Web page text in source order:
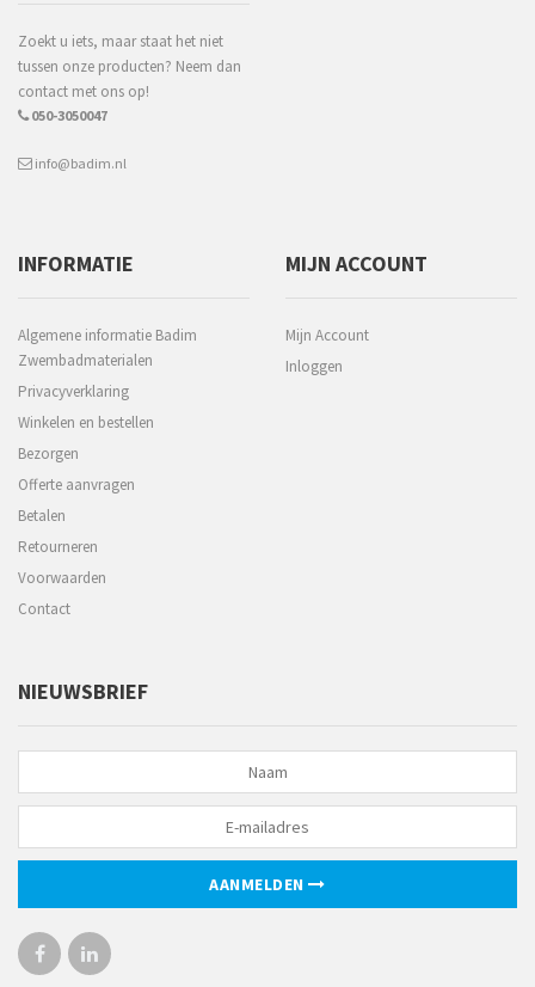
Zoekt u iets, maar staat het niet
tussen onze producten? Neem dan
contact met ons op!
050-3050047
info@badim.nl
INFORMATIE
Algemene informatie Badim
Zwembadmaterialen
Privacyverklaring
Winkelen en bestellen
Bezorgen
Offerte aanvragen
Betalen
Retourneren
Voorwaarden
Contact
MIJN ACCOUNT
Mijn Account
Inloggen
NIEUWSBRIEF
AANMELDEN